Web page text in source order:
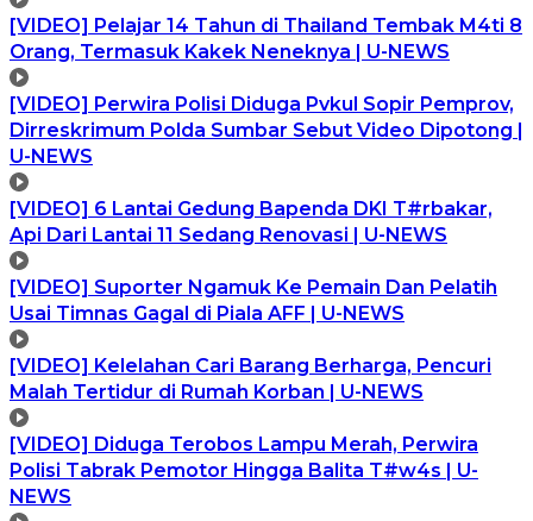
[VIDEO] Pelajar 14 Tahun di Thailand Tembak M4ti 8
Orang, Termasuk Kakek Neneknya | U-NEWS
[VIDEO] Perwira Polisi Diduga Pvkul Sopir Pemprov,
Dirreskrimum Polda Sumbar Sebut Video Dipotong |
U-NEWS
[VIDEO] 6 Lantai Gedung Bapenda DKI T#rbakar,
Api Dari Lantai 11 Sedang Renovasi | U-NEWS
[VIDEO] Suporter Ngamuk Ke Pemain Dan Pelatih
Usai Timnas Gagal di Piala AFF | U-NEWS
[VIDEO] Kelelahan Cari Barang Berharga, Pencuri
Malah Tertidur di Rumah Korban | U-NEWS
[VIDEO] Diduga Terobos Lampu Merah, Perwira
Polisi Tabrak Pemotor Hingga Balita T#w4s | U-
NEWS